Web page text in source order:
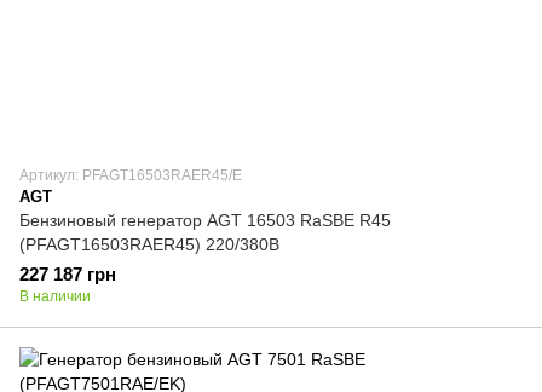
Артикул: PFAGT16503RAER45/E
AGT
Бензиновый генератор AGT 16503 RaSBE R45
(PFAGT16503RAER45) 220/380В
227 187 грн
В наличии